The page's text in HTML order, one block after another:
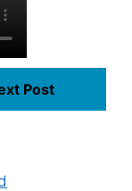
Post